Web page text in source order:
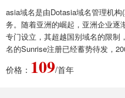
asia域名是由Dotasia域名管理机
务。随着亚洲的崛起，亚洲企业逐
专门设立，其超越国别域名的限
名的Sunrise注册已经蓄势待发，
价格： 109/首年